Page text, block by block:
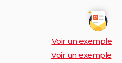
Voir un exemple
Voir un exemple